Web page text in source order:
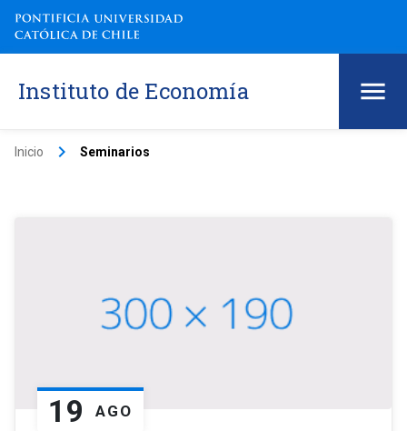
Instituto de Economía
Inicio keyboard_arrow_right Seminarios
19 AGO